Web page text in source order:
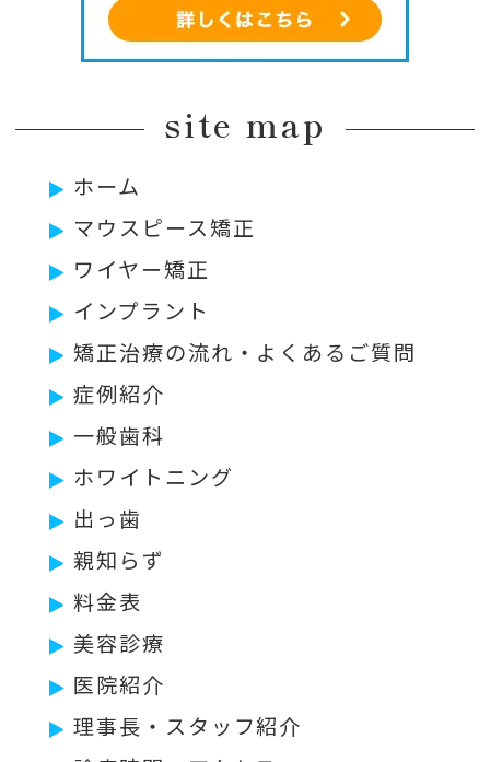
site map
ホーム
マウスピース矯正
ワイヤー矯正
インプラント
矯正治療の流れ・よくあるご質問
症例紹介
一般歯科
ホワイトニング
出っ歯
親知らず
料金表
美容診療
医院紹介
理事長・スタッフ紹介